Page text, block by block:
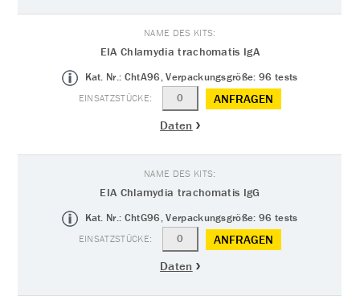
EIA Chlamydia trachomatis IgA
Kat. Nr.: ChtA96, Verpackungsgröße: 96 tests
ANFRAGEN
Daten
EIA Chlamydia trachomatis IgG
Kat. Nr.: ChtG96, Verpackungsgröße: 96 tests
ANFRAGEN
Daten